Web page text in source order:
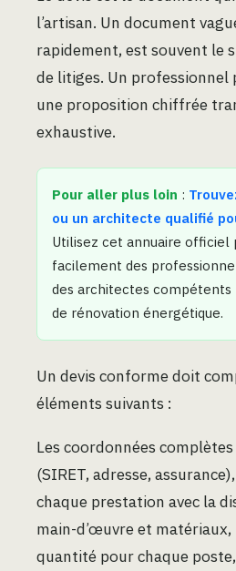
l’artisan. Un document
rapidement, est souvent le
de litiges. Un
une proposition chiffrée
exhaustive.
Pour aller plus loin :
ou un architecte qualifié
Utilisez cet annuaire officiel
facilement des
des architectes compétents
de rénovation énergétique.
Un devis conforme doit
éléments suivants :
Les coordonnées
(SIRET, adresse,
chaque prestation avec la
main-d’œuvre et
quantité pour chaque